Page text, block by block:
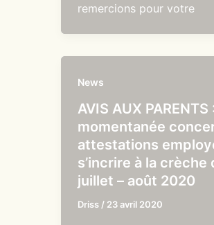
remercions pour votre
News
AVIS AUX
momentanée
attestations
s’incrire à la crèche
juillet – août 2020
Driss / 23 avril 2020